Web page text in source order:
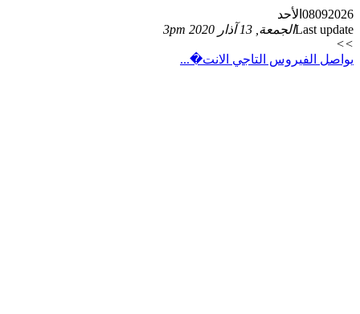
08092026
الأحد
Last updateالجمعة, 13 آذار 2020 3pm
>>
يواصل الفيروس التاجي الانت�...